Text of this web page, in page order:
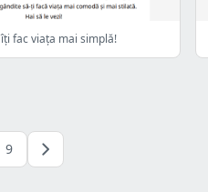
fac viața mai simplă!
9